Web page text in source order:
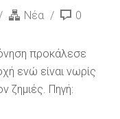
Νέα 0
προκάλεσε
ενώ είναι νωρίς
ζημιές. Πηγή: